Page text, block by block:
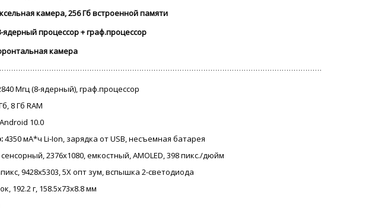
камера, 256 Гб встроенной памяти
ядерный процессор + граф.процессор
камера
Мгц (8-ядерный), граф.процессор
8 Гб RAM
Android 10.0
4350 мА*ч Li-Ion, зарядка от USB, несъемная батарея
сенсорный, 2376x1080, емкостный, AMOLED, 398 пикс./дюйм
9428x5303, 5X опт зум, вспышка 2-светодиода
192.2 г, 158.5x73x8.8 мм